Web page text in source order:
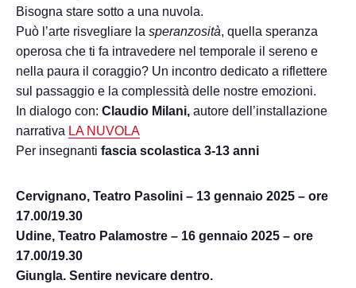
Bisogna stare sotto a una nuvola.
Può l’arte risvegliare la speranzosità, quella speranza
operosa che ti fa intravedere nel temporale il sereno e
nella paura il coraggio? Un incontro dedicato a riflettere
sul passaggio e la complessità delle nostre emozioni.
In dialogo con: Claudio Milani, autore dell’installazione
narrativa LA NUVOLA
Per insegnanti fascia scolastica 3-13 anni
Cervignano, Teatro Pasolini – 13 gennaio 2025 – ore
17.00/19.30
Udine, Teatro Palamostre – 16 gennaio 2025 – ore
17.00/19.30
Giungla. Sentire nevicare dentro.